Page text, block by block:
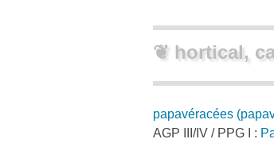
❦ hortical,
papavéracées
AGP III/IV / PPG I :